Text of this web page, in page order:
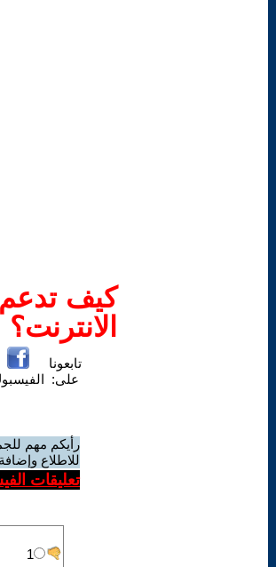
كيف
الانترنت؟
تابعونا
على:
رأيكم مهم
للاطلاع
تعليقات